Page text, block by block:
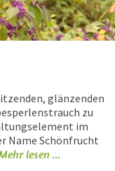
glänzenden
zu
im
Name Schönfrucht
lesen ...